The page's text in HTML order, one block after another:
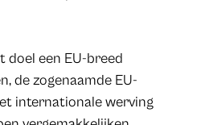
doel een EU-breed
de zogenaamde EU-
internationale werving